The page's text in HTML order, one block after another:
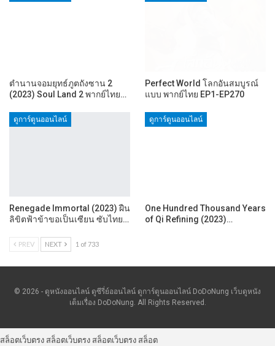
ตำนานจอมยุทธ์ภูตถังซาน 2
(2023) Soul Land 2 พากย์ไทย…
Perfect World โลกอันสมบูรณ์
แบบ พากย์ไทย EP1-EP270
ดูการ์ตูนออนไลน์
Renegade Immortal (2023) ฝืน
ลิขิตฟ้าข้าขอเป็นเซียน ซับไทย…
ดูการ์ตูนออนไลน์
One Hundred Thousand Years
of Qi Refining (2023)…
PREV NEXT 1 of 733
© 2026 - ดูหนังออนไลน์ ดูซีรี่ย์ออนไลน์ ดูการ์ตูนออนไลน์ DoDoNung เว็บดูหนัง
เต็มเรื่อง DoDoNung. All Rights Reserved.
สล็อตเว็บตรง สล็อตเว็บตรง สล็อตเว็บตรง สล็อต